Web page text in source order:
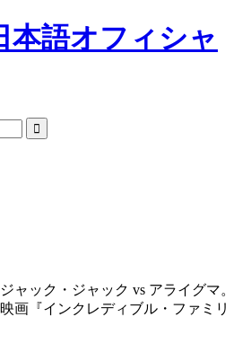
本語オフィシャ
ジャック・ジャック vs アライグマ。
画『インクレディブル・ファミリ